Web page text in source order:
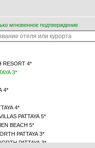
мгновенное подтверждение
RESORT 4*
3*
4*
4*
PATTAYA 5*
BEACH 5*
PATTAYA 3*
ARAWANA REGENCY NORTH PATTAYA 3*